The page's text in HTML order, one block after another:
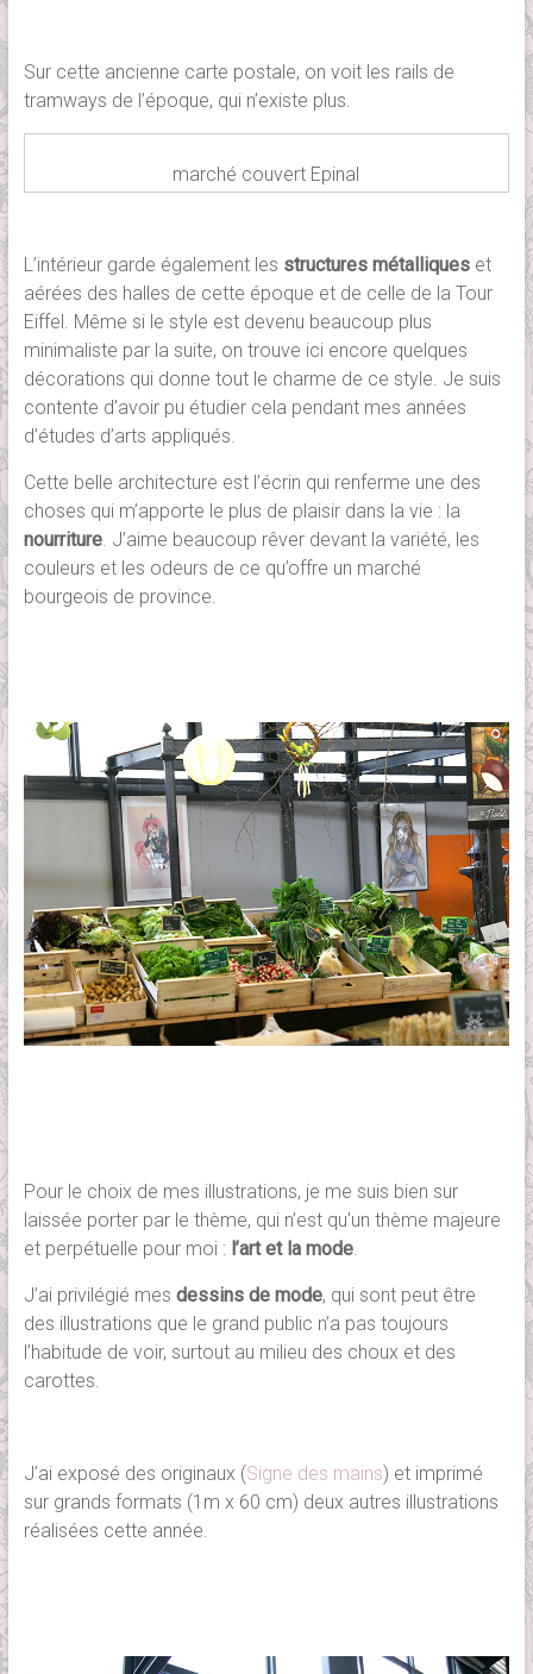
Sur cette ancienne carte postale, on voit les rails de
tramways de l’époque, qui n’existe plus.
marché couvert Epinal
L’intérieur garde également les structures métalliqueset
aérées des halles de cette époque et de celle de la Tour
Eiffel. Même si le style est devenu beaucoup plus
minimaliste par la suite, on trouve ici encore quelques
décorations qui donne tout le charme de ce style. Je suis
contente d’avoir pu étudier cela pendant mes années
d’études d’arts appliqués.
Cette belle architecture est l’écrin qui renferme une des
choses qui m’apporte le plus de plaisir dans la vie : la
nourriture. J’aime beaucoup rêver devant la variété, les
couleurs et les odeurs de ce qu’offre un marché
bourgeois de province.
Pour le choix de mes illustrations, je me suis bien sur
laissée porter par le thème, qui n’est qu’un thème majeure
et perpétuelle pour moi : l’art et la mode.
J’ai privilégié mes dessins de mode, qui sont peut être
des illustrations que le grand public n’a pas toujours
l’habitude de voir, surtout au milieu des choux et des
carottes.
J’ai exposé des originaux (Signe des mains) et imprimé
sur grands formats (1m x 60 cm) deux autres illustrations
réalisées cette année.